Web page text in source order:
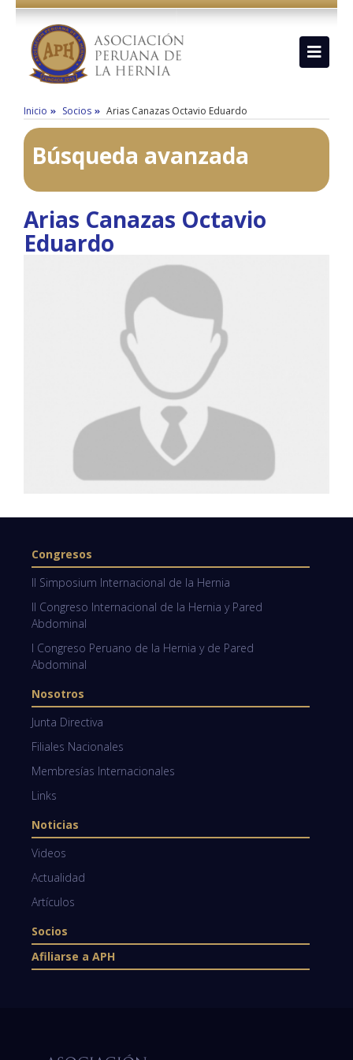
Inicio Socios Arias Canazas Octavio Eduardo
Búsqueda avanzada
Arias Canazas Octavio
Eduardo
Congresos
II Simposium Internacional de la Hernia
II Congreso Internacional de la Hernia y Pared
Abdominal
I Congreso Peruano de la Hernia y de Pared
Abdominal
Nosotros
Junta Directiva
Filiales Nacionales
Membresías Internacionales
Links
Noticias
Videos
Actualidad
Artículos
Socios
Afiliarse a APH